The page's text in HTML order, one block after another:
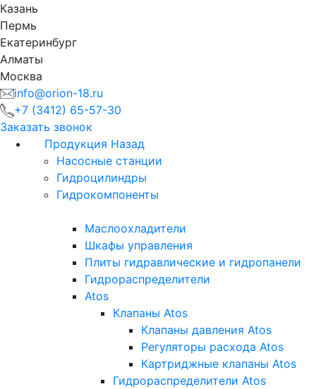
Казань
Пермь
Екатеринбург
Алматы
Москва
info@orion-18.ru
+7 (3412) 65-57-30
Заказать звонок
Продукция Назад
Насосные станции
Гидроцилиндры
Гидрокомпоненты
Маслоохладители
Шкафы управления
Плиты гидравлические и гидропанели
Гидрораспределители
Atos
Клапаны Atos
Клапаны давления Atos
Регуляторы расхода Atos
Картриджные клапаны Atos
Гидрораспределители Atos